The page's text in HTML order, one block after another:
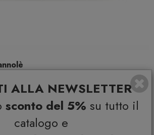
ALLA NEWSLETTER
sconto del 5% su tutto il
catalogo e